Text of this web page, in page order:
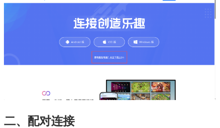
二、配对连接